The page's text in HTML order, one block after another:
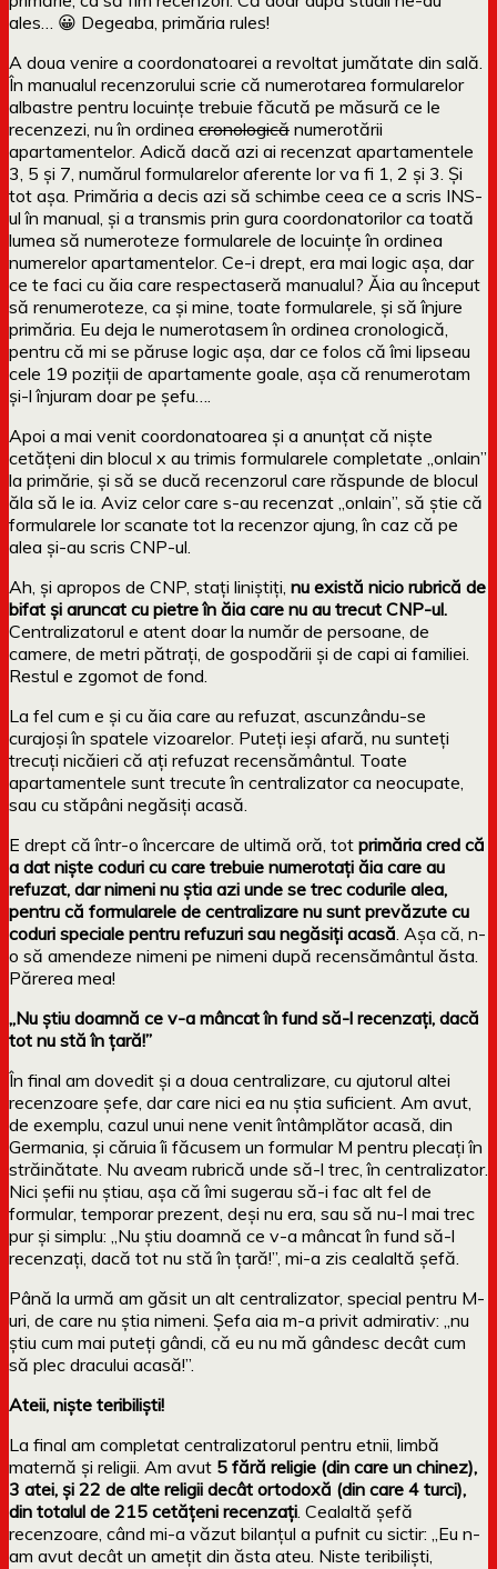
ales… 😀 Degeaba, primăria rules!
A doua venire a coordonatoarei a revoltat jumătate din sală.
În manualul recenzorului scrie că numerotarea formularelor
albastre pentru locuințe trebuie făcută pe măsură ce le
recenzezi, nu în ordinea cronologică numerotării
apartamentelor. Adică dacă azi ai recenzat apartamentele
3, 5 și 7, numărul formularelor aferente lor va fi 1, 2 și 3. Și
tot așa. Primăria a decis azi să schimbe ceea ce a scris INS-
ul în manual, și a transmis prin gura coordonatorilor ca toată
lumea să numeroteze formularele de locuințe în ordinea
numerelor apartamentelor. Ce-i drept, era mai logic așa, dar
ce te faci cu ăia care respectaseră manualul? Ăia au început
să renumeroteze, ca și mine, toate formularele, și să înjure
primăria. Eu deja le numerotasem în ordinea cronologică,
pentru că mi se păruse logic așa, dar ce folos că îmi lipseau
cele 19 poziții de apartamente goale, așa că renumerotam
și-l înjuram doar pe șefu….
Apoi a mai venit coordonatoarea și a anunțat că niște
cetățeni din blocul x au trimis formularele completate „onlain”
la primărie, și să se ducă recenzorul care răspunde de blocul
ăla să le ia. Aviz celor care s-au recenzat „onlain”, să știe că
formularele lor scanate tot la recenzor ajung, în caz că pe
alea și-au scris CNP-ul.
Ah, și apropos de CNP, stați liniștiți, nu există nicio rubrică de
bifat și aruncat cu pietre în ăia care nu au trecut CNP-ul.
Centralizatorul e atent doar la număr de persoane, de
camere, de metri pătrați, de gospodării și de capi ai familiei.
Restul e zgomot de fond.
La fel cum e și cu ăia care au refuzat, ascunzându-se
curajoși în spatele vizoarelor. Puteți ieși afară, nu sunteți
trecuți nicăieri că ați refuzat recensământul. Toate
apartamentele sunt trecute în centralizator ca neocupate,
sau cu stăpâni negăsiți acasă.
E drept că într-o încercare de ultimă oră, tot primăria cred că
a dat niște coduri cu care trebuie numerotați ăia care au
refuzat, dar nimeni nu știa azi unde se trec codurile alea,
pentru că formularele de centralizare nu sunt prevăzute cu
coduri speciale pentru refuzuri sau negăsiți acasă . Așa că, n-
o să amendeze nimeni pe nimeni după recensământul ăsta.
Părerea mea!
„Nu știu doamnă ce v-a mâncat în fund să-l recenzați, dacă
tot nu stă în țară!”
În final am dovedit și a doua centralizare, cu ajutorul altei
recenzoare șefe, dar care nici ea nu știa suficient. Am avut,
de exemplu, cazul unui nene venit întâmplător acasă, din
Germania, și căruia îi făcusem un formular M pentru plecați în
străinătate. Nu aveam rubrică unde să-l trec, în centralizator.
Nici șefii nu știau, așa că îmi sugerau să-i fac alt fel de
formular, temporar prezent, deși nu era, sau să nu-l mai trec
pur și simplu: „Nu știu doamnă ce v-a mâncat în fund să-l
recenzați, dacă tot nu stă în țară!”, mi-a zis cealaltă șefă.
Până la urmă am găsit un alt centralizator, special pentru M-
uri, de care nu știa nimeni. Șefa aia m-a privit admirativ: „nu
știu cum mai puteți gândi, că eu nu mă gândesc decât cum
să plec dracului acasă!”.
Ateii, niște teribiliști!
La final am completat centralizatorul pentru etnii, limbă
maternă și religii. Am avut 5 fără religie (din care un chinez),
3 atei, și 22 de alte religii decât ortodoxă (din care 4 turci),
din totalul de 215 cetățeni recenzați . Cealaltă șefă
recenzoare, când mi-a văzut bilanțul a pufnit cu sictir: „Eu n-
am avut decât un amețit din ăsta ateu. Niste teribiliști,